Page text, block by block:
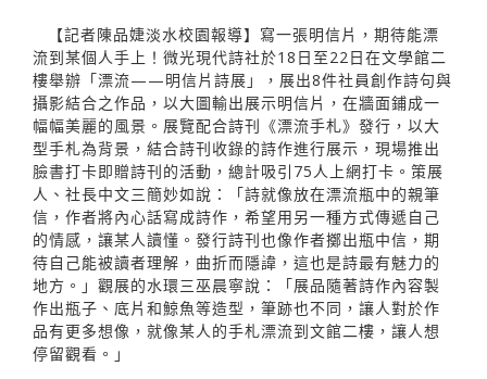
【記者陳品婕淡水校園報導】寫一張明信片，期待能漂
流到某個人手上！微光現代詩社於18日至22日在文學館二
樓舉辦「漂流——明信片詩展」，展出8件社員創作詩句與
攝影結合之作品，以大圖輸出展示明信片，在牆面鋪成一
幅幅美麗的風景。展覽配合詩刊《漂流手札》發行，以大
型手札為背景，結合詩刊收錄的詩作進行展示，現場推出
臉書打卡即贈詩刊的活動，總計吸引75人上網打卡。策展
人、社長中文三簡妙如說：「詩就像放在漂流瓶中的親筆
信，作者將內心話寫成詩作，希望用另一種方式傳遞自己
的情感，讓某人讀懂。發行詩刊也像作者擲出瓶中信，期
待自己能被讀者理解，曲折而隱諱，這也是詩最有魅力的
地方。」觀展的水環三巫晨寧說：「展品隨著詩作內容製
作出瓶子、底片和鯨魚等造型，筆跡也不同，讓人對於作
品有更多想像，就像某人的手札漂流到文館二樓，讓人想
停留觀看。」